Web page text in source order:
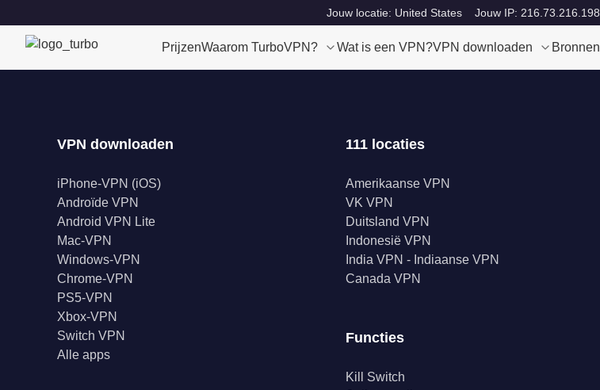
Jouw locatie: United States Jouw IP: 216.73.216.198
PrijzenWaarom TurboVPN? Wat is een VPN?VPN downloaden Bronnen
VPN downloaden
iPhone-VPN (iOS)
Androïde VPN
Android VPN Lite
Mac-VPN
Windows-VPN
Chrome-VPN
PS5-VPN
Xbox-VPN
Switch VPN
Alle apps
111 locaties
Amerikaanse VPN
VK VPN
Duitsland VPN
Indonesië VPN
India VPN - Indiaanse VPN
Canada VPN
Functies
Kill Switch